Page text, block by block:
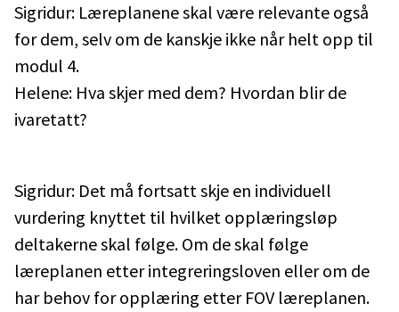
Sigridur: Læreplanene skal være relevante også
for dem, selv om de kanskje ikke når helt opp til
modul 4.
Helene: Hva skjer med dem? Hvordan blir de
ivaretatt?
Sigridur: Det må fortsatt skje en individuell
vurdering knyttet til hvilket opplæringsløp
deltakerne skal følge. Om de skal følge
læreplanen etter integreringsloven eller om de
har behov for opplæring etter FOV læreplanen.